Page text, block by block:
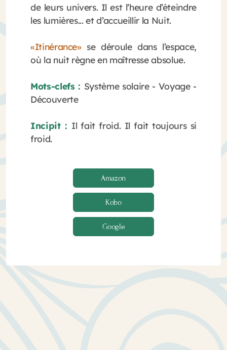
de leurs univers. Il est l’heure d’éteindre
les lumières... et d’accueillir la Nuit.
«Itinérance» se déroule dans l’espace,
où la nuit règne en maîtresse absolue.
Mots-clefs : Système solaire - Voyage -
Découverte
Incipit : Il fait froid. Il fait toujours si
froid.
Amazon
Kobo
Google